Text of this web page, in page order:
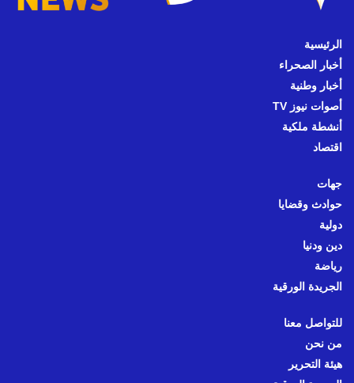
الرئيسية
أخبار الصحراء
أخبار وطنية
أصوات نيوز TV
أنشطة ملكية
اقتصاد
جهات
حوادث وقضايا
دولية
دين ودنيا
رياضة
الجريدة الورقية
للتواصل معنا
من نحن
هيئة التحرير